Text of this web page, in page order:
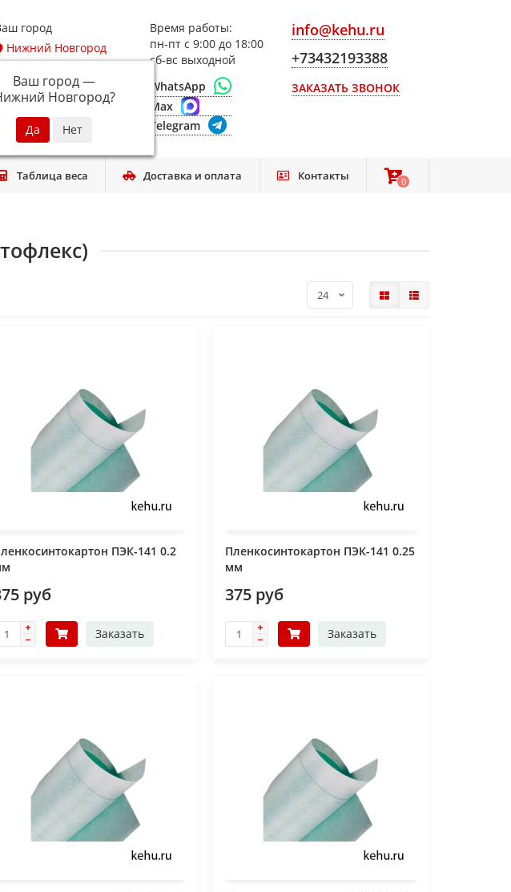
город
Нижний Новгород
Ваш город —
Новгород?
Время работы:
пн-пт с 9:00 до 18:00
сб-вс выходной
WhatsApp
Max
Telegram
info@kehu.ru
+73432193388
ЗАКАЗАТЬ ЗВОНОК
Таблица веса Доставка и оплата Контакты 0
0
ПЭК-141 0.2
руб
Заказать
Пленкосинтокартон ПЭК-141 0.25
мм
375 руб
Заказать